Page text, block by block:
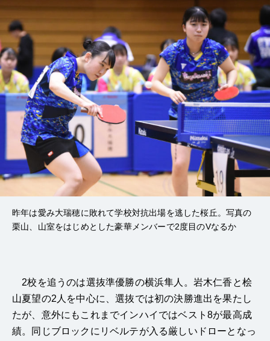
昨年は愛み大瑞穂に敗れて学校対抗出場を逃した桜丘。写真の
栗山、山室をはじめとした豪華メンバーで2度目のVなるか
2校を追うのは選抜準優勝の横浜隼人。岩木仁香と桧
山夏望の2人を中心に、選抜では初の決勝進出を果たし
たが、意外にもこれまでインハイではベスト8が最高成
績。同じブロックにリベルテが入る厳しいドローとなっ